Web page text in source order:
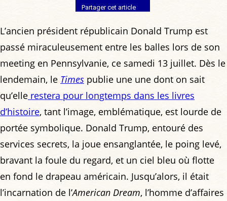
Partager cet article
L’ancien président républicain Donald Trump est
passé miraculeusement entre les balles lors de son
meeting en Pennsylvanie, ce samedi 13 juillet. Dès le
lendemain, le Times publie une une dont on sait
qu’elle restera pour longtemps dans les livres
d’histoire, tant l’image, emblématique, est lourde de
portée symbolique. Donald Trump, entouré des
services secrets, la joue ensanglantée, le poing levé,
bravant la foule du regard, et un ciel bleu où flotte
en fond le drapeau américain. Jusqu’alors, il était
l’incarnation de l’American Dream, l’homme d’affaires